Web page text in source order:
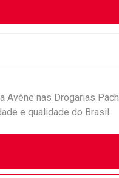
Avène nas Drogarias
e qualidade do Brasil.